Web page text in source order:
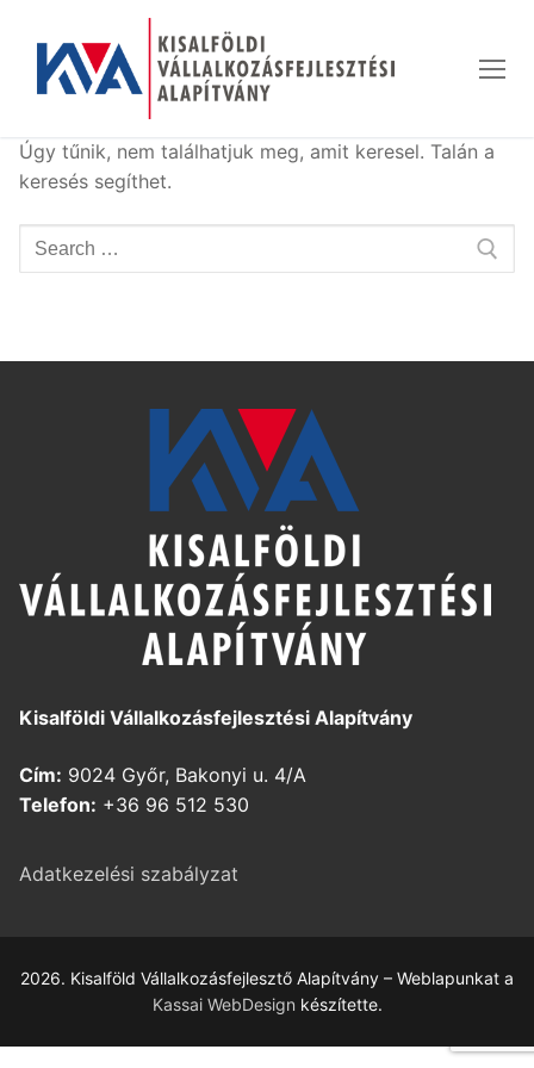
tartalomra
Úgy tűnik, nem találhatjuk meg, amit keresel. Talán a
keresés segíthet.
Keresése:
Kisalföldi Vállalkozásfejlesztési Alapítvány
Cím: 9024 Győr, Bakonyi u. 4/A
Telefon: +36 96 512 530
Adatkezelési szabályzat
2026. Kisalföld Vállalkozásfejlesztő Alapítvány – Weblapunkat a
Kassai WebDesign készítette.